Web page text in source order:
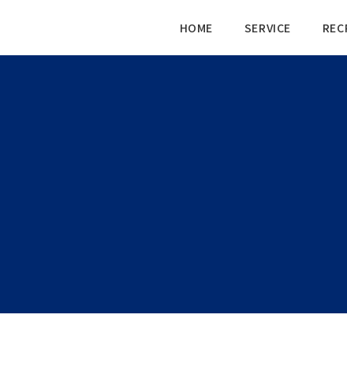
HOME SERVICE